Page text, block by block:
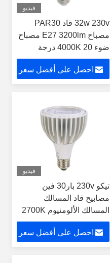
فيديو
32w 230v قاد PAR30
مصباح E27 3200lm مصباح
ضوء 4000K 20 درجة
للمصابيح المغلقة
احصل على أفضل سعر
فيديو
تيكو 230v بار30 فين
مصابيح قاد المسالك
المسالك الألومنيوم 2700K
بار30 قاد الضبابي الدافئ
الأبيضاحصل على أفضل سعر